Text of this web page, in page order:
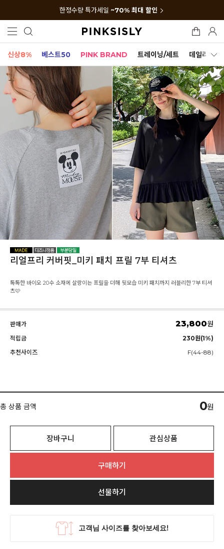
한정수량 특가세일 ~70% 최대 할인
신상8% 베스트50 PINK BRAND 트레이닝/세트 데일리세트
리얼프리 커버핏_미키 패치 프릴 7부 티셔츠
톡톡한 바이오 20수 소재에 살랑이는 프릴을 더해 뒷모습 미키 패치까지 러블리한 7부 티셔
츠🩷
판매가 23,800원
적립금
230원(1%)
추천사이즈
F(44-88)
총 상품 금액 0원
장바구니 관심상품
구매하기
선물하기